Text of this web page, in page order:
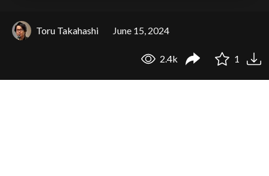
Toru Takahashi June 15, 2024
2.4k 1